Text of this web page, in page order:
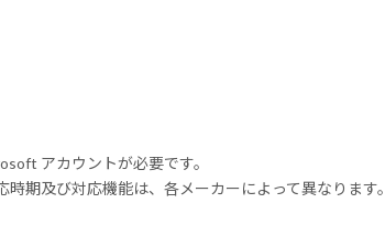
アカウントが必要です。
期及び対応機能は、各メーカーによって異なります。